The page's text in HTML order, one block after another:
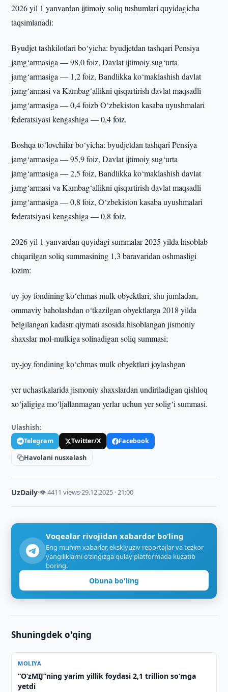
2026 yil 1 yanvardan ijtimoiy soliq tushumlari quyidagicha
taqsimlanadi:
Byudjet tashkilotlari bo‘yicha: byudjetdan tashqari Pensiya
jamg‘armasiga — 98,0 foiz, Davlat ijtimoiy sug‘urta
jamg‘armasiga — 1,2 foiz, Bandlikka ko‘maklashish davlat
jamg‘armasi va Kambag‘allikni qisqartirish davlat maqsadli
jamg‘armasiga — 0,4 foizb O‘zbekiston kasaba uyushmalari
federatsiyasi kengashiga — 0,4 foiz.
Boshqa to‘lovchilar bo‘yicha: byudjetdan tashqari Pensiya
jamg‘armasiga — 95,9 foiz, Davlat ijtimoiy sug‘urta
jamg‘armasiga — 2,5 foiz, Bandlikka ko‘maklashish davlat
jamg‘armasi va Kambag‘allikni qisqartirish davlat maqsadli
jamg‘armasiga — 0,8 foiz, O‘zbekiston kasaba uyushmalari
federatsiyasi kengashiga — 0,8 foiz.
2026 yil 1 yanvardan quyidagi summalar 2025 yilda hisoblab
chiqarilgan soliq summasining 1,3 baravaridan oshmasligi
lozim:
uy-joy fondining ko‘chmas mulk obyektlari, shu jumladan,
ommaviy baholashdan o‘tkazilgan obyektlarga 2018 yilda
belgilangan kadastr qiymati asosida hisoblangan jismoniy
shaxslar mol-mulkiga solinadigan soliq summasi;
uy-joy fondining ko‘chmas mulk obyektlari joylashgan
yer uchastkalarida jismoniy shaxslardan undiriladigan qishloq
xo‘jaligiga mo‘ljallanmagan yerlar uchun yer solig‘i summasi.
Ulashish:
Telegram Twitter/X
Facebook
Havolani nusxalash
UzDaily·👁 4411 views·29.12.2025 · 21:00
Voqealar rivojidan xabardor bo‘ling
Eng muhim xabarlar, eksklyuziv reportajlar va tezkor
yangiliklarni o‘zingizga qulay platformada kuzatib
boring.
Obuna bo'ling
Shuningdek o'qing
MOLIYA
“O‘zMIJ”ning yarim yillik foydasi 2,1 trillion so‘mga
yetdi